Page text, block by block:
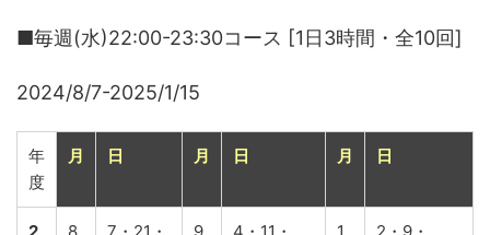
■毎週(水)22:00-23:30コース [1日3時間・全10回]
2024/8/7-2025/1/15
年
度
月 日 月 日 月 日